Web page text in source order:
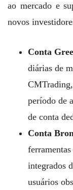
ao mercado e
novos
Conta
diárias de
período de
de conta
Conta
integrados
usuários